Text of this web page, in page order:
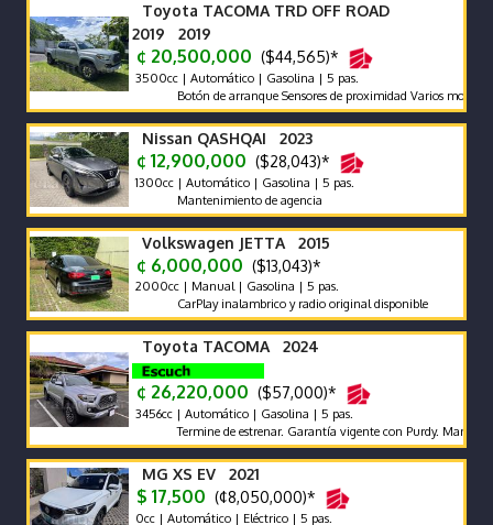
Toyota TACOMA TRD OFF ROAD
2019 2019
¢ 20,500,000 ($44,565)*
3500cc | Automático | Gasolina | 5 pas.
Botón de arranque Sensores de proximidad Varios modos de
Nissan QASHQAI 2023
¢ 12,900,000 ($28,043)*
1300cc | Automático | Gasolina | 5 pas.
Mantenimiento de agencia
Volkswagen JETTA 2015
¢ 6,000,000 ($13,043)*
2000cc | Manual | Gasolina | 5 pas.
CarPlay inalambrico y radio original disponible
Toyota TACOMA 2024
¢ 26,220,000 ($57,000)*
3456cc | Automático | Gasolina | 5 pas.
Termine de estrenar. Garantía vigente con Purdy.
MG XS EV 2021
$ 17,500 (¢8,050,000)*
0cc | Automático | Eléctrico | 5 pas.